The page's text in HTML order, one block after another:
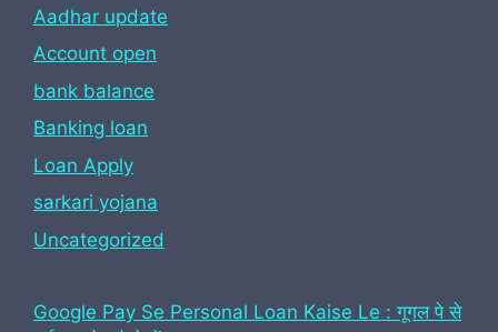
Aadhar update
Account open
bank balance
Banking loan
Loan Apply
sarkari yojana
Uncategorized
Google Pay Se Personal Loan Kaise Le : गूगल पे से